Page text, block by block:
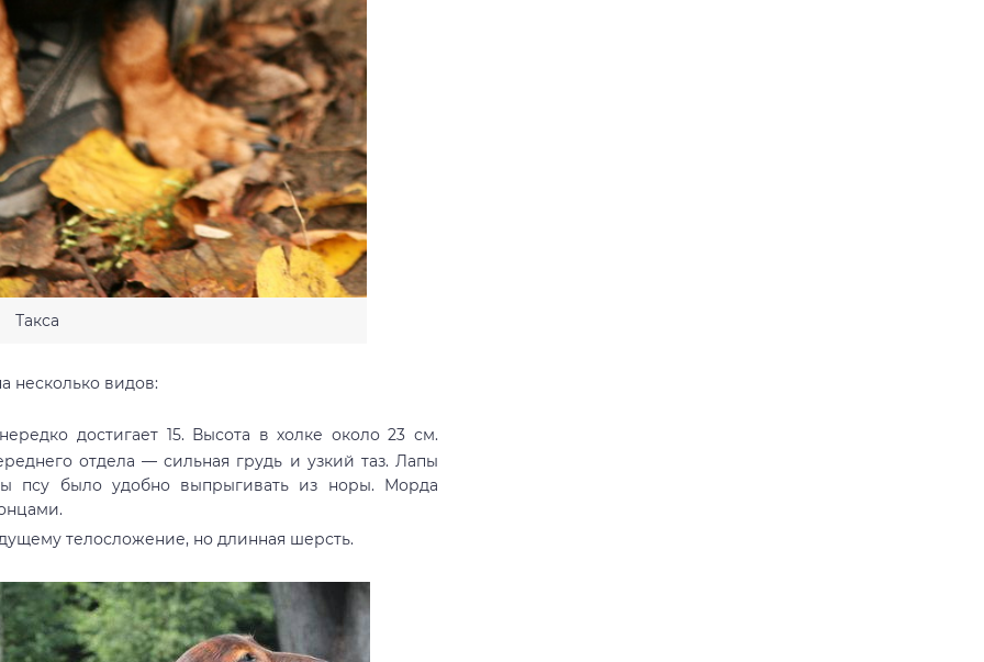
Такса
несколько видов:
достигает 15. Высота в холке около 23 см.
отдела — сильная грудь и узкий таз. Лапы
псу было удобно выпрыгивать из норы. Морда
телосложение, но длинная шерсть.